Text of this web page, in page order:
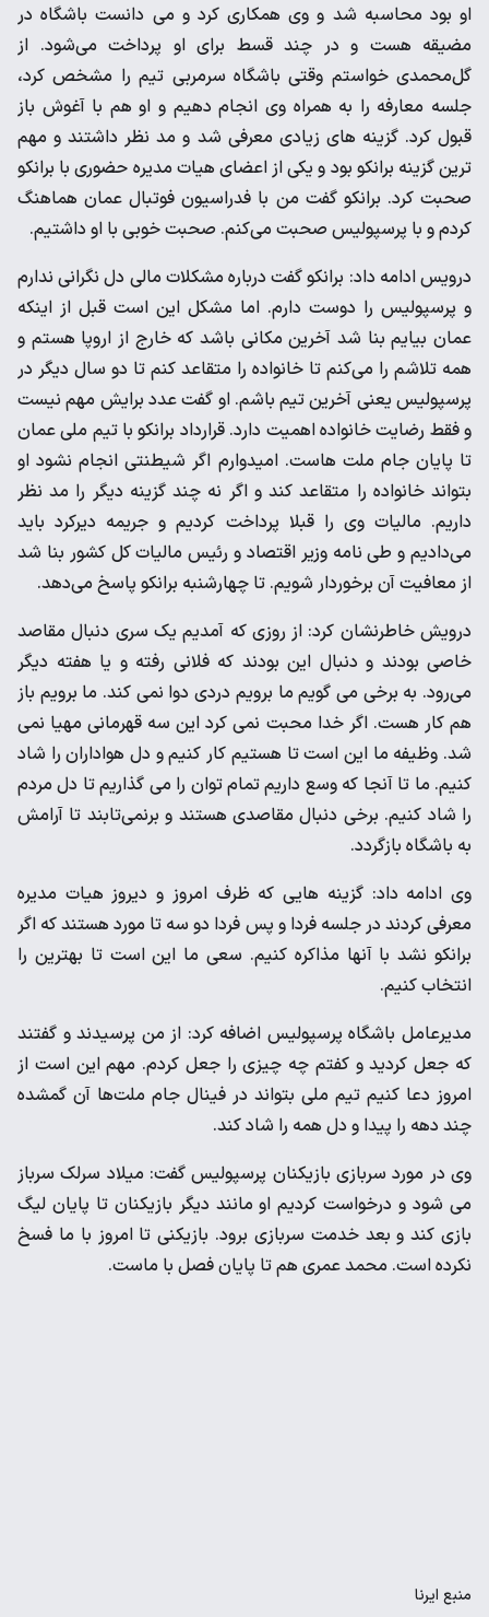
او بود محاسبه شد و وی همکاری کرد و می دانست باشگاه در
مضیقه هست و در چند قسط برای او پرداخت می‌شود. از
گل‌محمدی خواستم وقتی باشگاه سرمربی تیم را مشخص کرد،
جلسه معارفه را به همراه وی انجام دهیم و او هم با آغوش باز
قبول کرد. گزینه های زیادی معرفی شد و مد نظر داشتند و مهم
ترین گزینه برانکو بود و یکی از اعضای هیات مدیره حضوری با برانکو
صحبت کرد. برانکو گفت من با فدراسیون فوتبال عمان هماهنگ
کردم و با پرسپولیس صحبت می‌کنم. صحبت خوبی با او داشتیم.
درویس ادامه داد: برانکو گفت درباره مشکلات مالی دل نگرانی ندارم
و پرسپولیس را دوست دارم. اما مشکل این است قبل از اینکه
عمان بیایم بنا شد آخرین مکانی باشد که خارج از اروپا هستم و
همه تلاشم را می‌کنم تا خانواده را متقاعد کنم تا دو سال دیگر در
پرسپولیس یعنی آخرین تیم باشم. او گفت عدد برایش مهم نیست
و فقط رضایت خانواده اهمیت دارد. قرارداد برانکو با تیم ملی عمان
تا پایان جام ملت هاست. امیدوارم اگر شیطنتی انجام نشود او
بتواند خانواده را متقاعد کند و اگر نه چند گزینه دیگر را مد نظر
داریم. مالیات وی را قبلا پرداخت کردیم و جریمه دیرکرد باید
می‌دادیم و طی نامه وزیر اقتصاد و رئیس مالیات کل کشور بنا شد
از معافیت آن برخوردار شویم. تا چهارشنبه برانکو پاسخ می‌دهد.
درویش خاطرنشان کرد: از روزی که آمدیم یک سری دنبال مقاصد
خاصی بودند و دنبال این بودند که فلانی رفته و یا هفته دیگر
می‌رود. به برخی می گویم ما برویم دردی دوا نمی کند. ما برویم باز
هم کار هست. اگر خدا محبت نمی کرد این سه قهرمانی مهیا نمی
شد. وظیفه ما این است تا هستیم کار کنیم و دل هواداران را شاد
کنیم. ما تا آنجا که وسع داریم تمام توان را می گذاریم تا دل مردم
را شاد کنیم. برخی دنبال مقاصدی هستند و برنمی‌تابند تا آرامش
به باشگاه بازگردد.
وی ادامه داد: گزینه هایی که ظرف امروز و دیروز هیات مدیره
معرفی کردند در جلسه فردا و پس فردا دو سه تا مورد هستند که اگر
برانکو نشد با آنها مذاکره کنیم. سعی ما این است تا بهترین را
انتخاب کنیم.
مدیرعامل باشگاه پرسپولیس اضافه کرد: از من پرسیدند و گفتند
که جعل کردید و کفتم چه چیزی را جعل کردم. مهم این است از
امروز دعا کنیم تیم ملی بتواند در فینال جام ملت‌ها آن گمشده
چند دهه را پیدا و دل همه را شاد کند.
وی در مورد سربازی بازیکنان پرسپولیس گفت: میلاد سرلک سرباز
می شود و درخواست کردیم او مانند دیگر بازیکنان تا پایان لیگ
بازی کند و بعد خدمت سربازی برود. بازیکنی تا امروز با ما فسخ
نکرده است. محمد عمری هم تا پایان فصل با ماست.
منبع ایرنا